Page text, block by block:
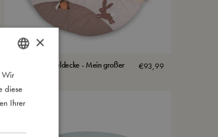
Spiel- und Krabbeldecke - Mein großer
Bauernhof
€93,99
DANISH
ENGLISH
×
Wir
diese
Ihrer